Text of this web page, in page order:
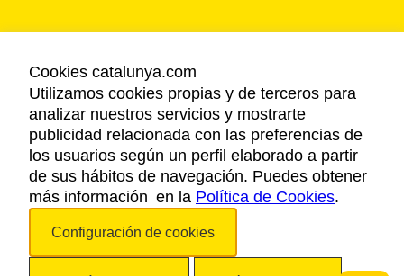
AVISO LEGAL
POLÍTICA DE PRIVACIDAD
COOKIES
ACCESSIBILIDAD
Copyright © 2026. Agencia Catalana de Turismo. Todos los derechos
Cookies catalunya.com
Utilizamos cookies propias y de terceros para
analizar nuestros servicios y mostrarte
publicidad relacionada con las preferencias de
los usuarios según un perfil elaborado a partir
de sus hábitos de navegación. Puedes obtener
más información en la Política de Cookies.
Configuración de cookies